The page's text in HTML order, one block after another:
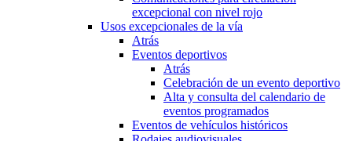
excepcional con nivel rojo
Usos excepcionales de la vía
Atrás
Eventos deportivos
Atrás
Celebración de un evento deportivo
Alta y consulta del calendario de
eventos programados
Eventos de vehículos históricos